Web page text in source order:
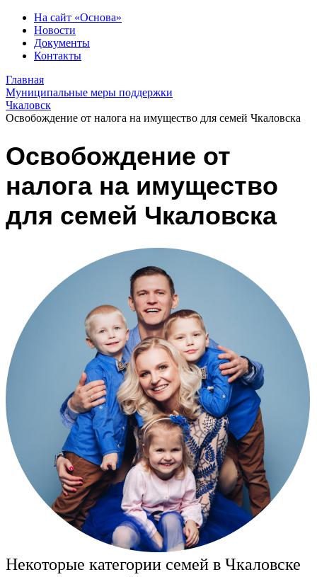
На сайт «Основа»
Новости
Документы
Контакты
Главная
Муниципальные меры поддержки
Чкаловск
Освобождение от налога на имущество для семей Чкаловска
Освобождение от
налога на имущество
для семей Чкаловска
Некоторые категории семей в Чкаловске